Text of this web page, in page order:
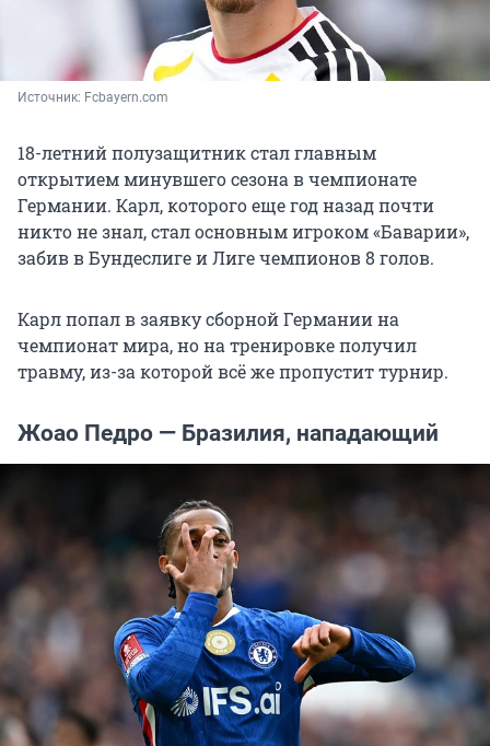
Источник: Fcbayern.com
18-летний полузащитник стал главным
открытием минувшего сезона в чемпионате
Германии. Карл, которого еще год назад почти
никто не знал, стал основным игроком «Баварии»,
забив в Бундеслиге и Лиге чемпионов 8 голов.
Карл попал в заявку сборной Германии на
чемпионат мира, но на тренировке получил
травму, из-за которой всё же пропустит турнир.
Жоао Педро — Бразилия, нападающий